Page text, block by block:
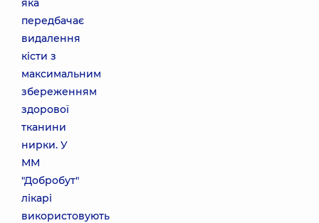
яка
передбачає
видалення
кісти з
максимальним
збереженням
здорової
тканини
нирки. У
ММ
"Добробут"
лікарі
використовують